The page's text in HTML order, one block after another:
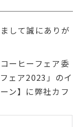
して誠にありが
ーヒーフェア委
ェア2023」のイ
ン】に弊社カフ